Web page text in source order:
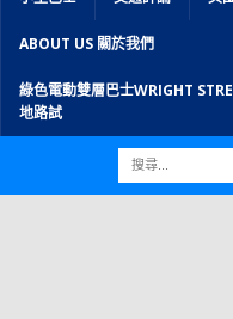
ABOUT US 關於我們
綠色電動雙層巴士WRIGHT
地路試